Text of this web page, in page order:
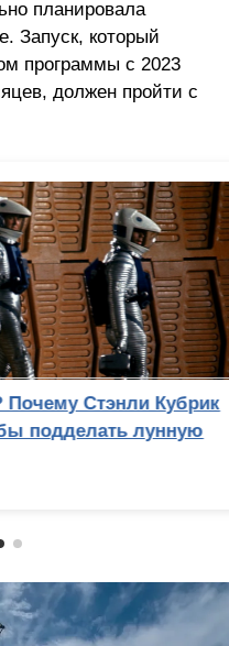
планировала
Запуск, который
программы с 2023
должен пройти с
Стэнли Кубрик
лунную